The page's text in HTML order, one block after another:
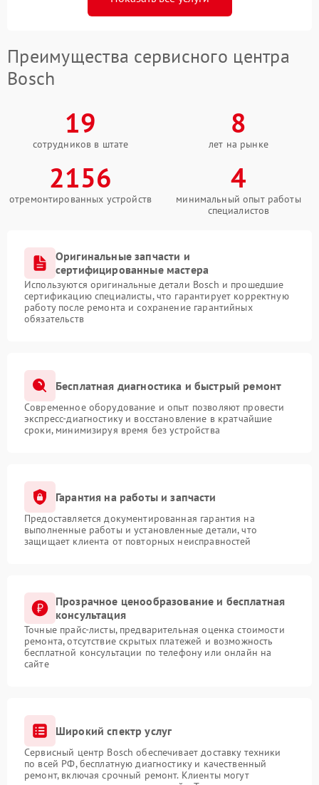
Преимущества сервисного центра
Bosch
19
сотрудников в штате
8
лет на рынке
2156
отремонтированных устройств
4
минимальный опыт работы
специалистов
Оригинальные запчасти и
сертифицированные мастера
Используются оригинальные детали Bosch и прошедшие
сертификацию специалисты, что гарантирует корректную
работу после ремонта и сохранение гарантийных
обязательств
Бесплатная диагностика и быстрый ремонт
Современное оборудование и опыт позволяют провести
экспресс-диагностику и восстановление в кратчайшие
сроки, минимизируя время без устройства
Гарантия на работы и запчасти
Предоставляется документированная гарантия на
выполненные работы и установленные детали, что
защищает клиента от повторных неисправностей
Прозрачное ценообразование и бесплатная
консультация
Точные прайс-листы, предварительная оценка стоимости
ремонта, отсутствие скрытых платежей и возможность
бесплатной консультации по телефону или онлайн на
сайте
Широкий спектр услуг
Сервисный центр Bosch обеспечивает доставку техники
по всей РФ, бесплатную диагностику и качественный
ремонт, включая срочный ремонт. Клиенты могут